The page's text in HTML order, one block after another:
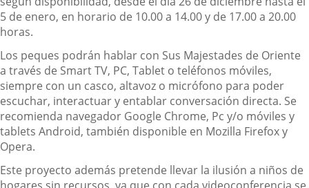
aplicación
5 de enero, en horario de 10.00 a 14.00 y de 17.00 a 20.00
horas.
Los peques podrán hablar con Sus Majestades de Oriente
a través de Smart TV, PC, Tablet o teléfonos móviles,
siempre con un casco, altavoz o micrófono para poder
escuchar, interactuar y entablar conversación directa. Se
recomienda navegador Google Chrome, Pc y/o móviles y
tablets Android, también disponible en Mozilla Firefox y
Opera.
Este proyecto además pretende llevar la ilusión a niños de